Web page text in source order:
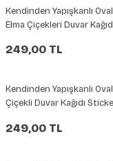
Duvar Kanvası
Kendinden Yapışkanlı
Elma Çiçekleri Duvar
249,00 TL
Kendinden Yapışkanlı
Çiçekli Duvar Kağıdı
249,00 TL